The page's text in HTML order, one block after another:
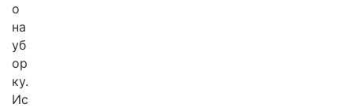
о
на
уб
ор
ку.
Ис